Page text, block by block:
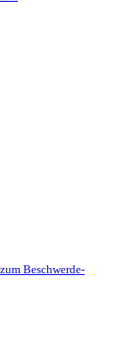
Beschwerde-